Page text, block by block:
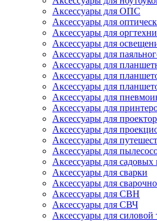
Аксессуары для ОПС
Аксессуары для
Аксессуары для
Аксессуары для
Аксессуары для
Аксессуары для
Аксессуары для
Аксессуары для
Аксессуары для
Аксессуары для
Аксессуары для
Аксессуары для
Аксессуары для
Аксессуары для
Аксессуары для садовых
Аксессуары для сварки
Аксессуары для
Аксессуары для СВН
Аксессуары для СВЧ
Аксессуары для силовой